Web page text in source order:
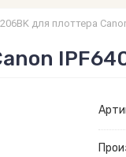
для плоттера